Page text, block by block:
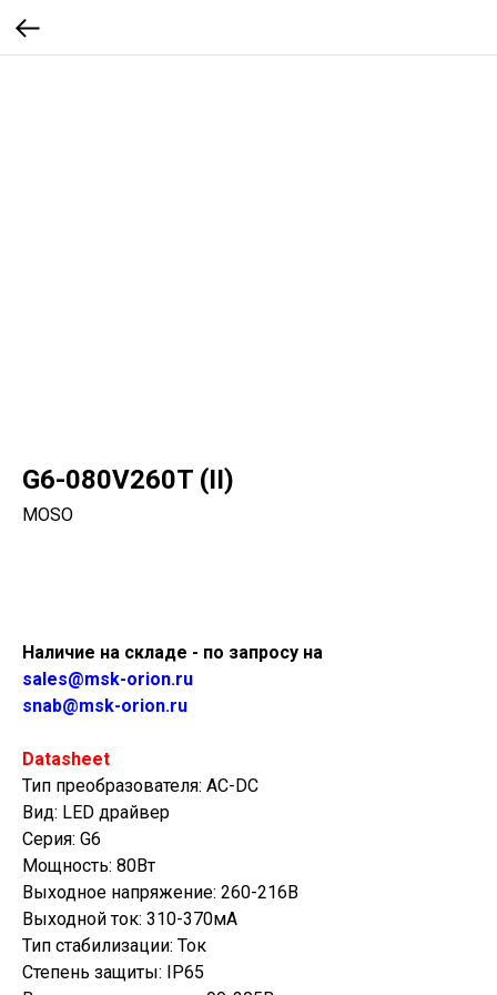
G6-080V260T (II)
MOSO
Наличие на складе - по запросу на
sales@msk-orion.ru
snab@msk-orion.ru
Datasheet
Тип преобразователя: AC-DC
Вид: LED драйвер
Серия: G6
Мощность: 80Вт
Выходное напряжение: 260-216В
Выходной ток: 310-370мА
Тип стабилизации: Ток
Степень защиты: IP65